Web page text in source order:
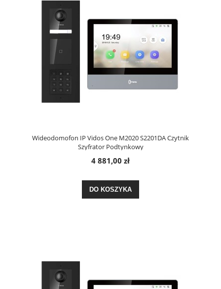
Wideodomofon IP Vidos One M2020 S2201DA Czytnik
Szyfrator Podtynkowy
4 881,00 zł
DO KOSZYKA